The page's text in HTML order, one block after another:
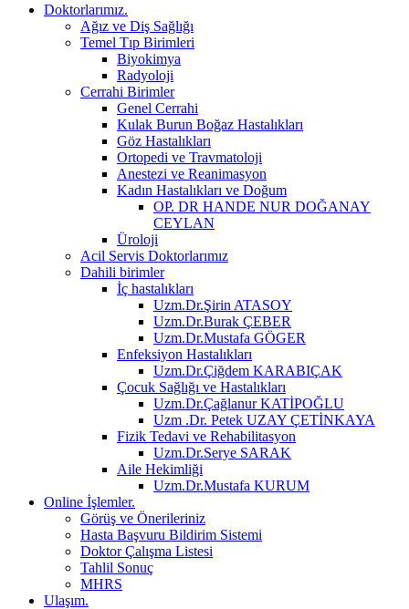
Doktorlarımız.
Ağız ve Diş Sağlığı
Temel Tıp Birimleri
Biyokimya
Radyoloji
Cerrahi Birimler
Genel Cerrahi
Kulak Burun Boğaz Hastalıkları
Göz Hastalıkları
Ortopedi ve Travmatoloji
Anestezi ve Reanimasyon
Kadın Hastalıkları ve Doğum
OP. DR HANDE NUR DOĞANAY
CEYLAN
Üroloji
Acil Servis Doktorlarımız
Dahili birimler
İç hastalıkları
Uzm.Dr.Şirin ATASOY
Uzm.Dr.Burak ÇEBER
Uzm.Dr.Mustafa GÖGER
Enfeksiyon Hastalıkları
Uzm.Dr.Çiğdem KARABIÇAK
Çocuk Sağlığı ve Hastalıkları
Uzm.Dr.Çağlanur KATİPOĞLU
Uzm .Dr. Petek UZAY ÇETİNKAYA
Fizik Tedavi ve Rehabilitasyon
Uzm.Dr.Serye SARAK
Aile Hekimliği
Uzm.Dr.Mustafa KURUM
Online İşlemler.
Görüş ve Önerileriniz
Hasta Başvuru Bildirim Sistemi
Doktor Çalışma Listesi
Tahlil Sonuç
MHRS
Ulaşım.